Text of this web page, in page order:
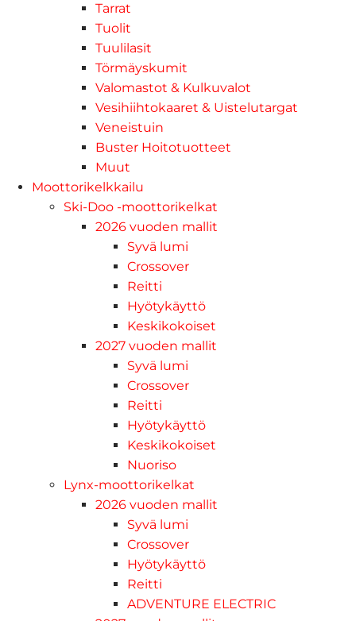
Tarrat
Tuolit
Tuulilasit
Törmäyskumit
Valomastot & Kulkuvalot
Vesihiihtokaaret & Uistelutargat
Veneistuin
Buster Hoitotuotteet
Muut
Moottorikelkkailu
Ski-Doo -moottorikelkat
2026 vuoden mallit
Syvä lumi
Crossover
Reitti
Hyötykäyttö
Keskikokoiset
2027 vuoden mallit
Syvä lumi
Crossover
Reitti
Hyötykäyttö
Keskikokoiset
Nuoriso
Lynx-moottorikelkat
2026 vuoden mallit
Syvä lumi
Crossover
Hyötykäyttö
Reitti
ADVENTURE ELECTRIC